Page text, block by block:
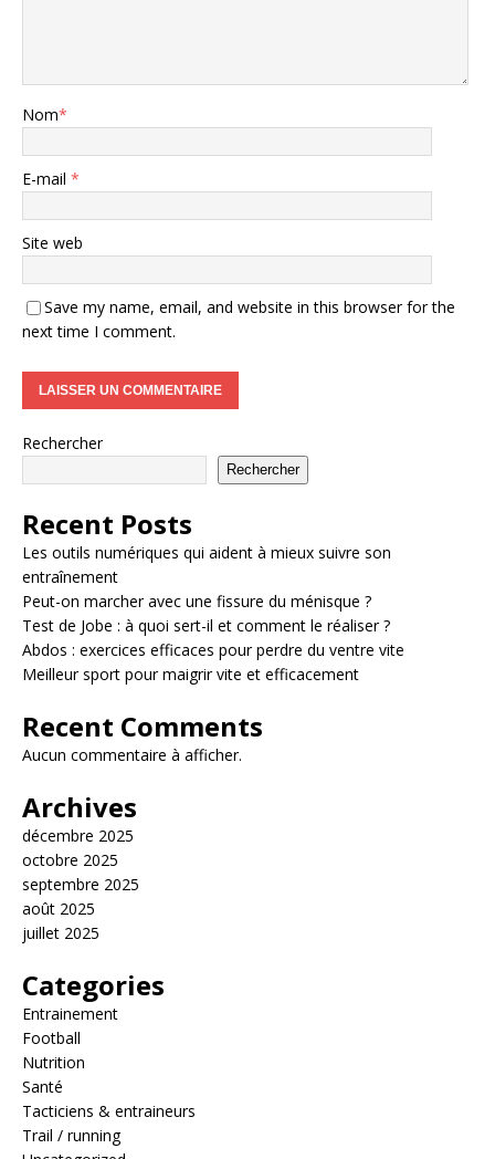
Nom*
E-mail *
Site web
Save my name, email, and website in this browser for the
next time I comment.
Rechercher
Rechercher
Recent Posts
Les outils numériques qui aident à mieux suivre son
entraînement
Peut-on marcher avec une fissure du ménisque ?
Test de Jobe : à quoi sert-il et comment le réaliser ?
Abdos : exercices efficaces pour perdre du ventre vite
Meilleur sport pour maigrir vite et efficacement
Recent Comments
Aucun commentaire à afficher.
Archives
décembre 2025
octobre 2025
septembre 2025
août 2025
juillet 2025
Categories
Entrainement
Football
Nutrition
Santé
Tacticiens & entraineurs
Trail / running